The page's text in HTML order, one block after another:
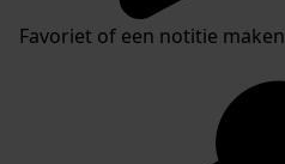
Favoriet of een notitie maken